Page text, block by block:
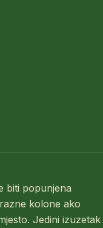
biti popunjena
kolone ako
Jedini izuzetak